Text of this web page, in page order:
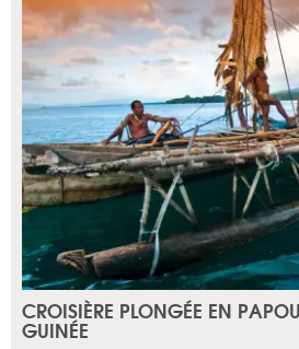
CROISIÈRE PLONGÉE EN
GUINÉE